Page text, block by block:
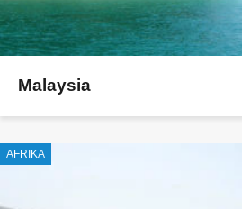
Malaysia
AFRIKA